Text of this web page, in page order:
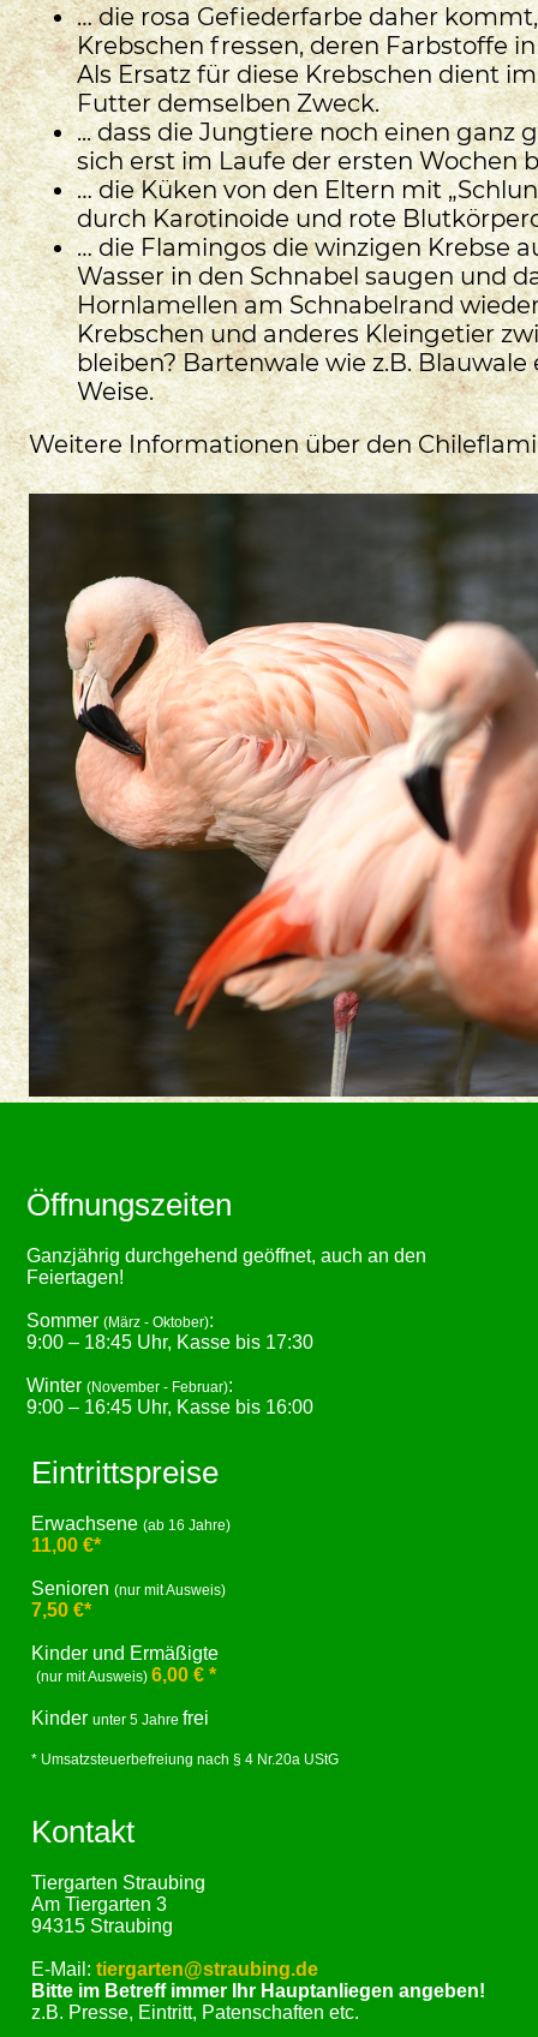
… die rosa Gefiederfarbe daher
Krebschen fressen, deren Farbstoffe
Als Ersatz für diese Krebschen dient
Futter demselben Zweck.
... dass die Jungtiere noch einen ganz
sich erst im Laufe der ersten Wochen
… die Küken von den Eltern mit
durch Karotinoide und rote
… die Flamingos die winzigen Krebse
Wasser in den Schnabel saugen und
Hornlamellen am Schnabelrand
Krebschen und anderes Kleingetier
bleiben? Bartenwale wie z.B.
Weise.
Weitere Informationen über den
Öffnungszeiten
Ganzjährig durchgehend geöffnet, auch an den
Feiertagen!
Sommer(März - Oktober):
9:00 – 18:45 Uhr, Kasse bis 17:30
Winter(November - Februar):
9:00 – 16:45 Uhr, Kasse bis 16:00
Eintrittspreise
Erwachsene(ab 16 Jahre)
11,00 €*
Senioren(nur mit Ausweis)
7,50 €*
Kinder und Ermäßigte
(nur mit Ausweis)6,00 € *
Kinderunter 5 Jahrefrei
* Umsatzsteuerbefreiung nach § 4 Nr.20a UStG
Kontakt
Tiergarten Straubing
Am Tiergarten 3
94315 Straubing
E-Mail:tiergarten@straubing.de
Bitte im Betreff immer Ihr Hauptanliegen angeben!
z.B. Presse, Eintritt, Patenschaften etc.